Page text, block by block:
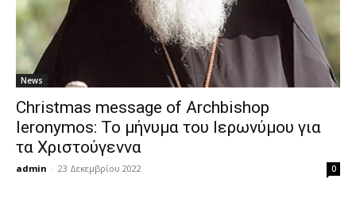
News
Christmas message of Archbishop
Ieronymos: Το μήνυμα του Ιερωνύμου για
τα Χριστούγεννα
admin - 23 Δεκεμβρίου 2022 0